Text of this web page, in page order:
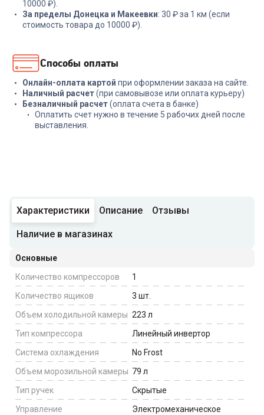
10000 ₽).
За пределы Донецка и Макеевки: 30 ₽ за 1 км (если
стоимость товара до 10000 ₽).
Способы оплаты
Онлайн-оплата картой при оформлении заказа на сайте.
Наличный расчет(при самовывозе или оплата курьеру)
Безналичный расчет(оплата счета в банке)
Оплатить счет нужно в течение 5 рабочих дней после
выставления.
Характеристики Описание Отзывы
Наличие в магазинах
Основные
Количество компрессоров
1
Количество ящиков
3 шт.
Объем холодильной камеры 223 л
Тип компрессора
Линейный инвертор
Система охлаждения
No Frost
Объем морозильной камеры 79 л
Тип ручек
Скрытые
Управление
Электромеханическое